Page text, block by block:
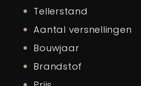
Tellerstand
Aantal versnellingen
Bouwjaar
Brandstof